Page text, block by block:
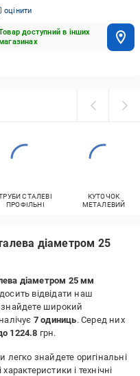
оцінити
доступний в інших
СТАЛЕВІ
ПРОФІЛЬНІ
КУТОЧОК
МЕТАЛЕВИЙ
діаметром 25
діаметром 25 мм
відвідати наш
знайдете широкий
7 одиниць. Серед них
1224.8 грн.
легко знайдете оригінальні
і технічні